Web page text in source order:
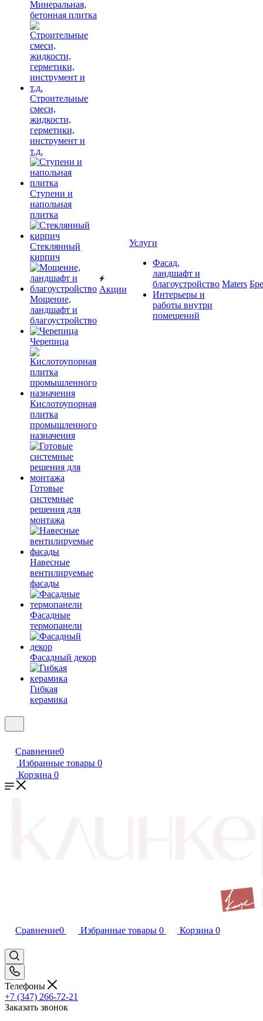
Минеральная,
бетонная плитка
Строительные
смеси,
жидкости,
герметики,
инструмент и
т.д.
Ступени и
напольная
плитка
Cтеклянный
кирпич
Мощение,
ландшафт и
благоустройство
Черепица
Кислотоупорная
плитка
промышленного
назначения
Готовые
системные
решения для
монтажа
Навесные
вентилируемые
фасады
Фасадные
термопанели
Фасадный декор
Гибкая
керамика
Акции
Услуги
Фасад,
ландшафт и
благоустройство
Интерьеры и
работы внутри
помещений
Maters
Сравнение0
Избранные товары 0
Корзина 0
Сравнение0 Избранные товары 0 Корзина 0
Телефоны
+7 (347) 266-72-21
Заказать звонок